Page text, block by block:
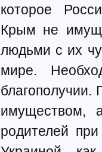
которое
Крым не
людьми с их
мире.
имуществом,
родителей